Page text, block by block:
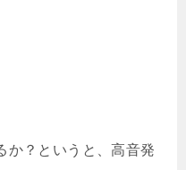
か？というと、高音発